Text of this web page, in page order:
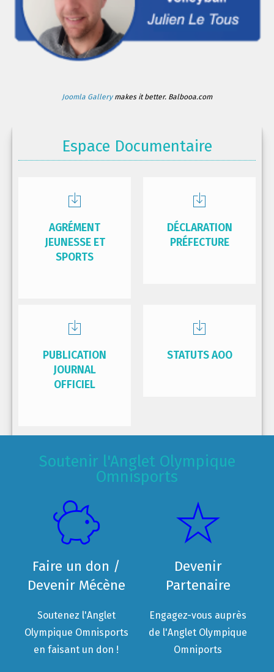
Joomla Gallerymakes it better. Balbooa.com
Espace Documentaire
AGRÉMENT
JEUNESSE ET
SPORTS
DÉCLARATION
PRÉFECTURE
PUBLICATION
JOURNAL
OFFICIEL
STATUTS AOO
Soutenir l'Anglet Olympique
Omnisports
Faire un don /
Devenir Mécène
Soutenez l'Anglet
Olympique Omnisports
en faisant un don !
Devenir
Partenaire
Engagez-vous auprès
de l'Anglet Olympique
Omniports